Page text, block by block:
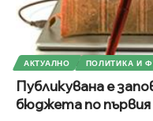
АКТУАЛНО ПОЛИТИКА И
Публикувана е
бюджета по първия